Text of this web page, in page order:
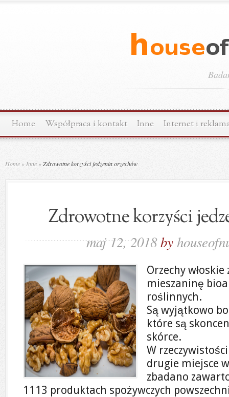
Home Współpraca i kontakt Inne Internet i
Home » Inne » Zdrowotne korzyści jedzenia orzechów
Zdrowotne korzyści
maj 12, 2018by
Orzechy
mieszaninę
roślinnych.
Są wyjątkowo
które są
skórce.
W
drugie miejsce
zbadano
1113 produktach spożywczych